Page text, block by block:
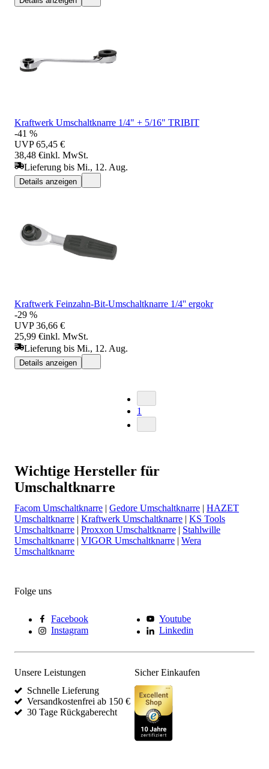
Kraftwerk Umschaltknarre 1/4" + 5/16" TRIBIT
-41 %
UVP 65,45 €
38,48 €inkl. MwSt.
Lieferung bis Mi., 12. Aug.
Details anzeigen
Kraftwerk Feinzahn-Bit-Umschaltknarre 1/4'' ergokr
-29 %
UVP 36,66 €
25,99 €inkl. MwSt.
Lieferung bis Mi., 12. Aug.
Details anzeigen
1
Wichtige Hersteller für
Umschaltknarre
Facom Umschaltknarre | Gedore Umschaltknarre | HAZET
Umschaltknarre | Kraftwerk Umschaltknarre | KS Tools
Umschaltknarre | Proxxon Umschaltknarre | Stahlwille
Umschaltknarre | VIGOR Umschaltknarre | Wera
Umschaltknarre
Folge uns
Facebook
Youtube
Instagram
Linkedin
Unsere Leistungen
Schnelle Lieferung
Versandkostenfrei ab 150 €
30 Tage Rückgaberecht
Sicher Einkaufen